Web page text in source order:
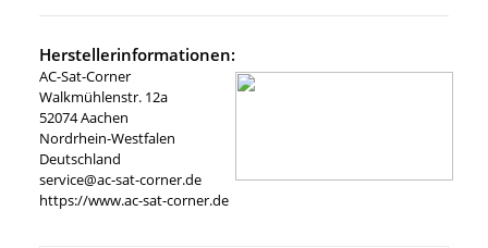
Herstellerinformationen:
AC-Sat-Corner
Walkmühlenstr. 12a
52074 Aachen
Nordrhein-Westfalen
Deutschland
service@ac-sat-corner.de
https://www.ac-sat-corner.de